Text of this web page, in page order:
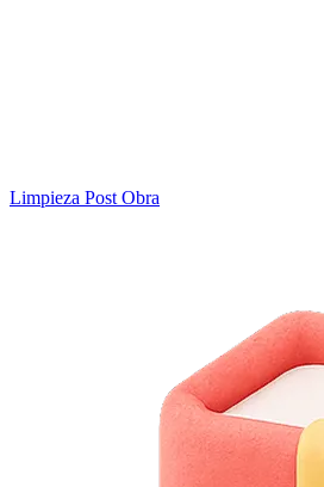
Limpieza Post Obra